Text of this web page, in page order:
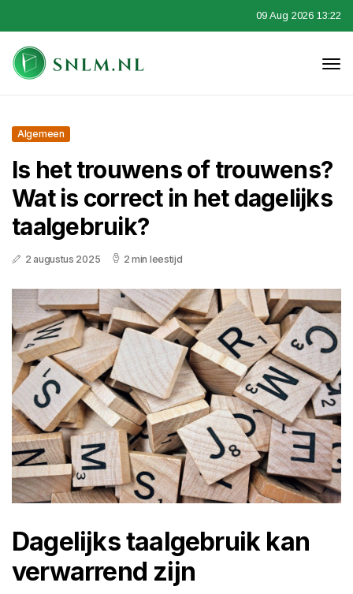
09 Aug 2026 13:22
Algemeen
Is het trouwens of trouwens?
Wat is correct in het dagelijks
taalgebruik?
2 augustus 2025 2 min leestijd
Dagelijks taalgebruik kan
verwarrend zijn